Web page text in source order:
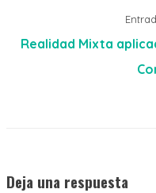
Realidad Mixta
Deja una respuesta